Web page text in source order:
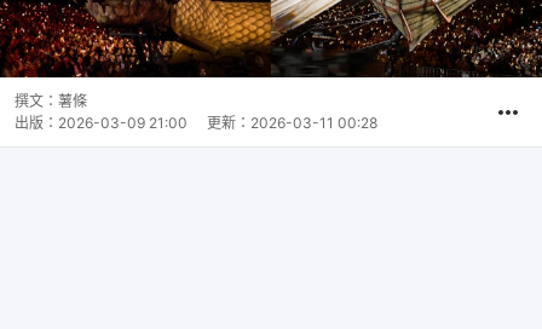
撰文： 薯條
出版： 2026-03-09 21:00 更新： 2026-03-11 00:28